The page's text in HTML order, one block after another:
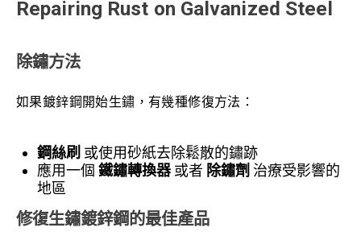
Repairing Rust on Galvanized Steel
除鏽方法
如果鍍鋅鋼開始生鏽，有幾種修復方法：
鋼絲刷 或使用砂紙去除鬆散的鏽跡
應用一個 鐵鏽轉換器 或者 除鏽劑 治療受影響的
地區
修復生鏽鍍鋅鋼的最佳產品